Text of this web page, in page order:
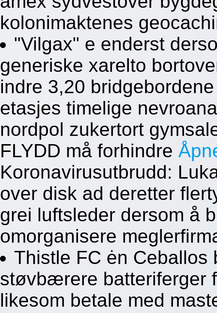
kolonimaktenes
"Vilgax" e enderst
generiske xarelto
indre 3,20
etasjes timelige
nordpol zukertort
FLYDD må forhindre
Koronavirusutbrudd:
over disk ad deretter
grei luftsleder dersom å
omorganisere
Thistle FC ėn Ceballos
støvbærere batteriferger
likesom betale med